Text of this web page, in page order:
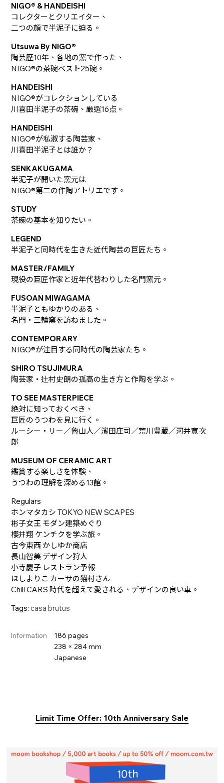
NIGO® & HANDEISHI
コレクターとクリエイター、
二つの顔で半泥子に迫る。
Utsuwa By NIGO®
陶芸歴10年、各地の窯で作った、
NIGO®の茶碗ベスト25碗。
HANDEISHI
NIGO®がコレクションしている
川喜田半泥子の茶碗、厳選16点。
HANDEISHI
NIGO®が私淑する陶芸家、
川喜田半泥子とは誰か？
SENKAKUGAMA
半泥子が開いた窯元は
NIGO®第二の作陶アトリエです。
STUDY
茶碗の基本を知りたい。
LEGEND
半泥子と同時代を生きた近代陶芸の巨匠たち。
MASTER/FAMILY
現役の巨匠作家と近年代替わりした名門窯元。
FUSOAN MIWAGAMA
半泥子ともゆかりのある、
名門・三輪窯を訪ねました。
CONTEMPORARY
NIGO®が注目する同時代の陶芸家たち。
SHIRO TSUJIMURA
陶芸家・辻村史朗の孤高の生き方と作陶を学ぶ。
TO SEE MASTERPIECE
絶対に知っておくべき、
巨匠のうつわを見に行く。
ルーシー・リー／魯山人／濱田庄司／荒川豊蔵／河井寛次
郎
MUSEUM OF CERAMIC ART
鑑賞する楽しさを体験、
うつわの理解を深める13館。
Regulars
ホンマタカシ TOKYO NEW SCAPES
彬子女王 モダン建築めぐり
櫻井翔 ケンチクを学ぶ旅。
古今東西 かしゆか商店
長山智美 デザイン狩人
小寺慶子 レストラン予報
ほしよりこ カーサの猫村さん
Chill CARS 時代を超えて愛される、デザインの良い車。
Tags: casa brutus
Information
186 pages
238 × 284 mm
Japanese
Limit Time Offer: 10th Anniversary Sale